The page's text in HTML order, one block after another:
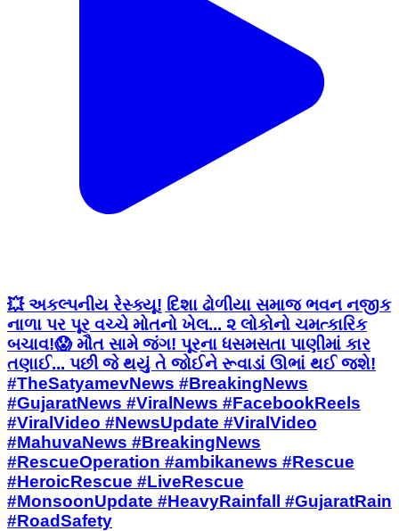
💥 અકલ્પનીય રેસ્ક્યૂ! દિશા ઢોળીયા સમાજ ભવન નજીક
નાળા પર પૂર વચ્ચે મોતનો ખેલ... ૨ લોકોનો ચમત્કારિક
બચાવ! ​😱 મૌત સામે જંગ! પૂરના ધસમસતા પાણીમાં કાર
તણાઈ... પછી જે થયું તે જોઈને રૂવાડાં ઊભાં થઈ જશે! ​
#TheSatyamevNews #BreakingNews
#GujaratNews #ViralNews #FacebookReels
#ViralVideo #NewsUpdate #ViralVideo
#MahuvaNews #BreakingNews
#RescueOperation #ambikanews ​#Rescue
#HeroicRescue #LiveRescue
#MonsoonUpdate #HeavyRainfall #GujaratRain
#RoadSafety